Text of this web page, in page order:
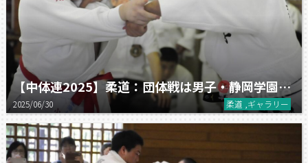
【中体連2025】柔道：団体戦は男子・静岡学園、女子・藤枝順心が共に連覇！
2025/06/30 柔道 ,ギャラリー